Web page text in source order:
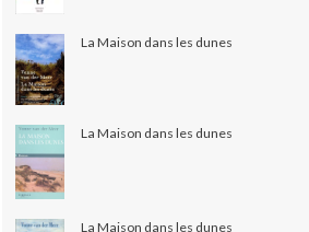
La Maison dans les dunes
La Maison dans les dunes
La Maison dans les dunes